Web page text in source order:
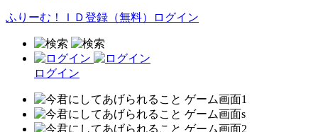
ふりーむ！ＩＤ登録（無料） ログイン
ログイン